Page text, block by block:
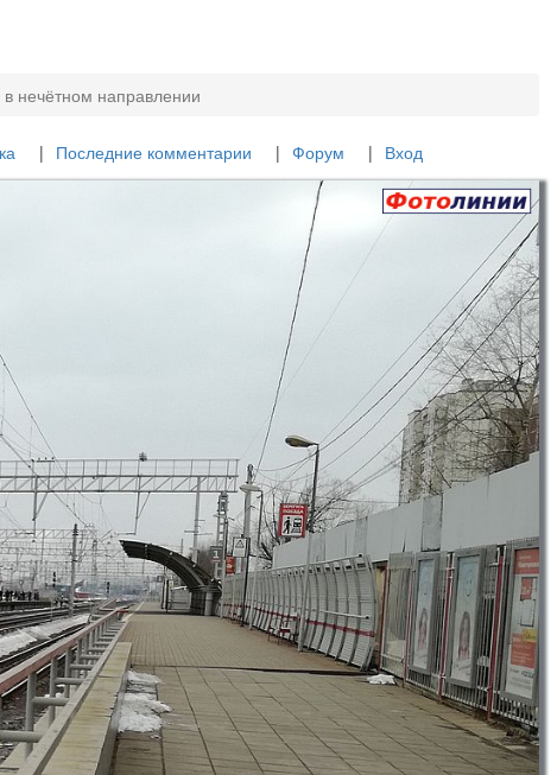
нечётном направлении
Последние комментарии Форум Вход